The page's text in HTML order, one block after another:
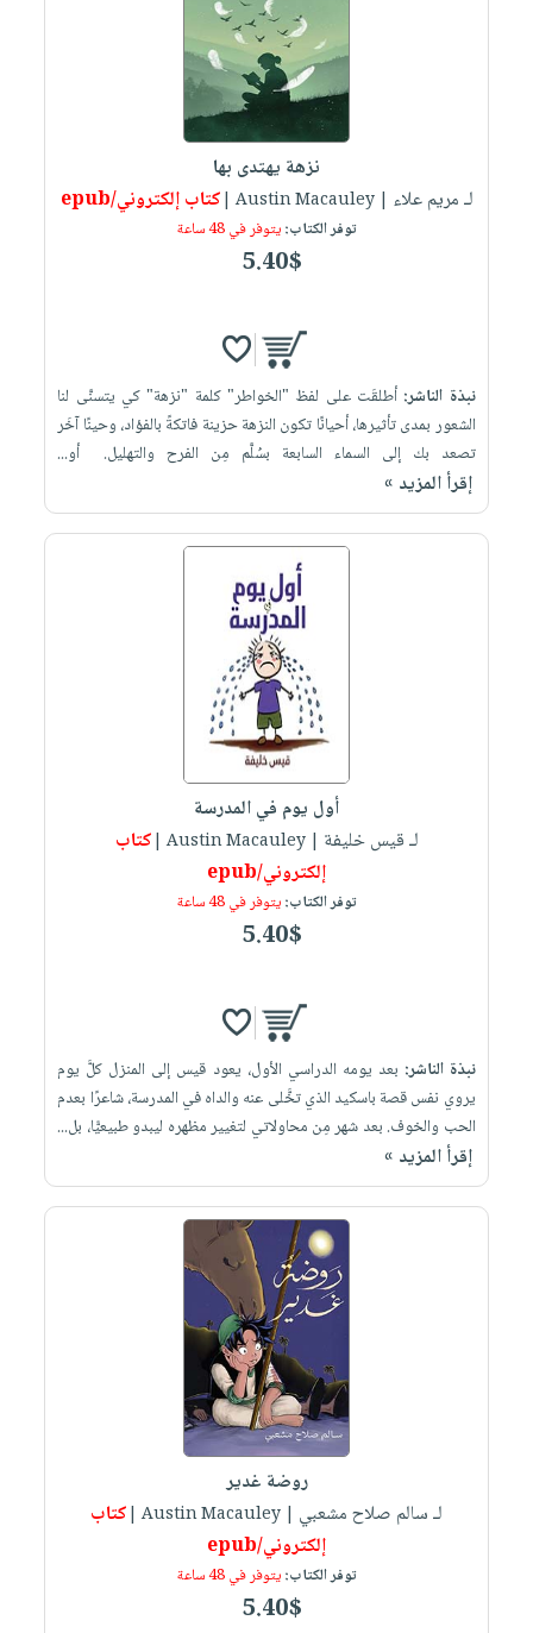
نزهة يهتدى بها
لـ مريم علاء | Austin Macauley | كتاب إلكتروني/epub
توفر الكتاب:يتوفر في 48 ساعة
5.40$
نبذة الناشر:أطلقَت على لفظ "الخواطر" كلمة "نزهة" كي يتسنَّى لنا
الشعور بمدى تأثيرها، أحيانًا تكون النزهة حزينة فاتكةً بالفؤاد، وحينًا آخَر
تصعد بك إلى السماء السابعة بسُلَّم مِن الفرح والتهليل. أو...
إقرأ المزيد »
أول يوم في المدرسة
لـ قيس خليفة | Austin Macauley |
كتاب
إلكتروني/epub
توفر الكتاب:يتوفر في 48 ساعة
5.40$
نبذة الناشر: بعد يومه الدراسي الأول، يعود قيس إلى المنزل كلَّ يوم
يروي نفس قصة باسكيد الذي تخَّلى عنه والداه في المدرسة، شاعرًا بعدم
الحب والخوف. بعد شهر مِن محاولاتي لتغيير مظهره ليبدو طبيعيًّا، بل...
إقرأ المزيد »
روضة غدير
لـ سالم صلاح مشعبي | Austin Macauley |
كتاب
إلكتروني/epub
توفر الكتاب:يتوفر في 48 ساعة
5.40$